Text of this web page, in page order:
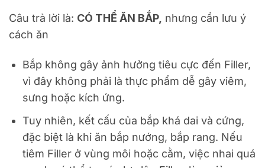
Câu trả lời là: CÓ THỂ ĂN BẮP, nhưng cần lưu ý
cách ăn
Bắp không gây ảnh hưởng tiêu cực đến Filler,
vì đây không phải là thực phẩm dễ gây viêm,
sưng hoặc kích ứng.
Tuy nhiên, kết cấu của bắp khá dai và cứng,
đặc biệt là khi ăn bắp nướng, bắp rang. Nếu
tiêm Filler ở vùng môi hoặc cằm, việc nhai quá